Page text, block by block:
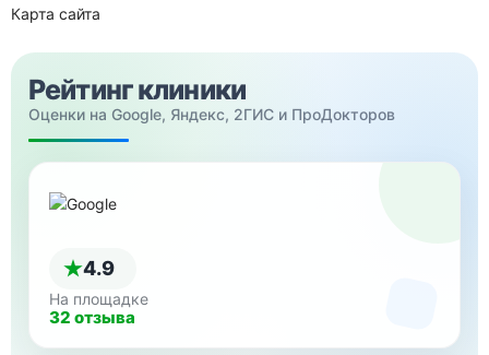
Карта сайта
Рейтинг клиники
Оценки на Google, Яндекс, 2ГИС и ПроДокторов
4.9
На площадке
32 отзыва